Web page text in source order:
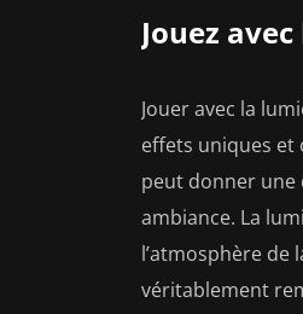
Jouez
Jouer avec la
effets uniques et
peut donner
ambiance. La
l’atmosphère de
véritablement